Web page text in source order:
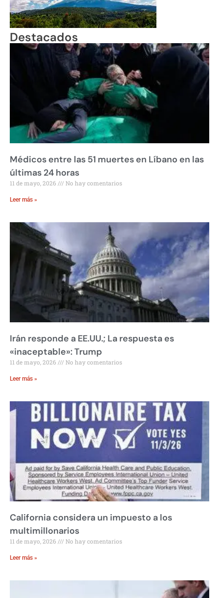
Destacados
Médicos entre las 51 muertes en Líbano en las
últimas 24 horas
11 de mayo, 2026 No hay comentarios
Leer más »
Irán responde a EE.UU.; La respuesta es
«inaceptable»: Trump
11 de mayo, 2026 No hay comentarios
Leer más »
California considera un impuesto a los
multimillonarios
11 de mayo, 2026 No hay comentarios
Leer más »